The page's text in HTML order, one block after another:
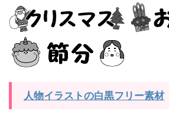
人物イラストの白黒フリー素材